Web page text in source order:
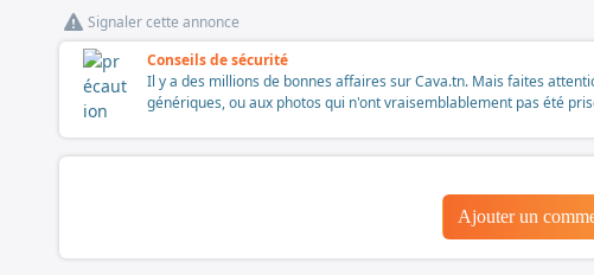
Signaler cette annonce
Conseils de sécurité
Il y a des millions de bonnes affaires sur Cava.tn. Mais faites
génériques, ou aux photos qui n'ont vraisemblablement pas été
Ajouter un